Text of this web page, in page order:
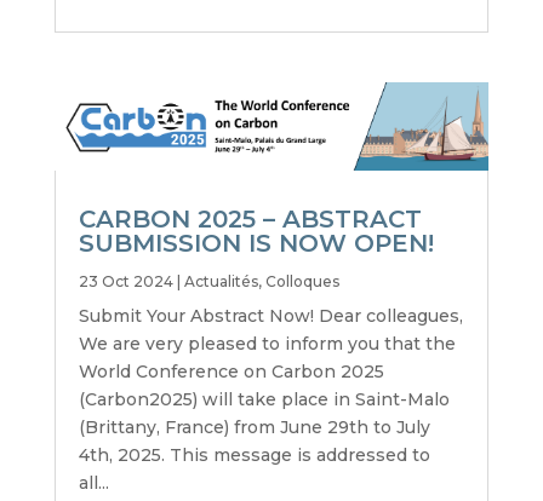
CARBON 2025 – ABSTRACT
SUBMISSION IS NOW OPEN!
23 Oct 2024| Actualités, Colloques
Submit Your Abstract Now! Dear colleagues,
We are very pleased to inform you that the
World Conference on Carbon 2025
(Carbon2025) will take place in Saint-Malo
(Brittany, France) from June 29th to July
4th, 2025. This message is addressed to
all...